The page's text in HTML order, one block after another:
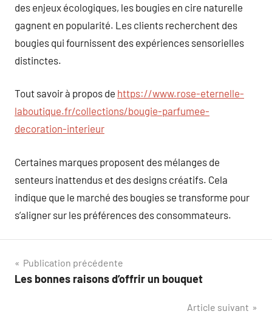
des enjeux écologiques, les bougies en cire naturelle
gagnent en popularité. Les clients recherchent des
bougies qui fournissent des expériences sensorielles
distinctes.
Tout savoir à propos de https://www.rose-eternelle-
laboutique.fr/collections/bougie-parfumee-
decoration-interieur
Certaines marques proposent des mélanges de
senteurs inattendus et des designs créatifs. Cela
indique que le marché des bougies se transforme pour
s’aligner sur les préférences des consommateurs.
Navigation
de
Publication précédente
Les bonnes raisons d’offrir un bouquet
Article suivant